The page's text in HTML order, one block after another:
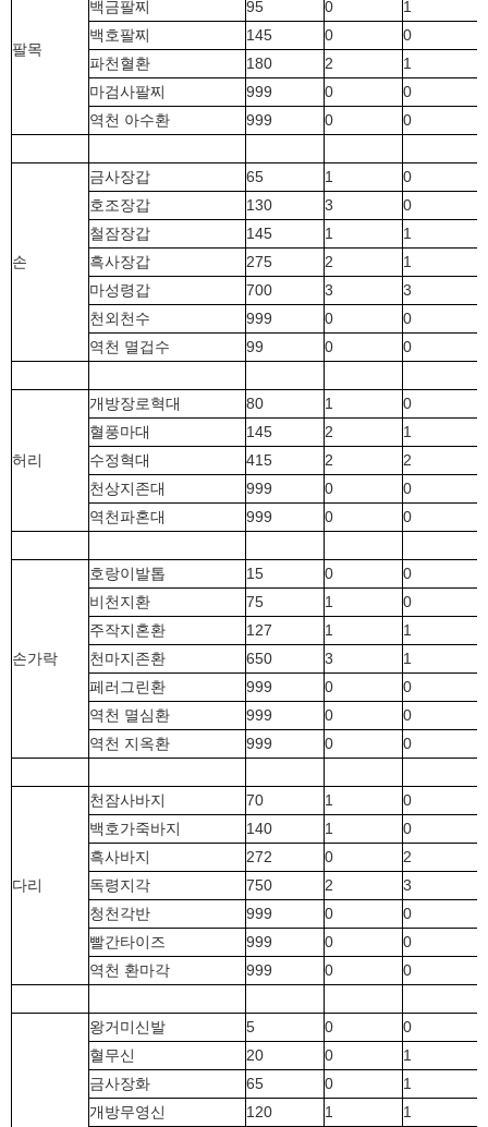
팔목
백금팔찌
95 0 1
백호팔찌
145 0 0
파천혈환
180 2 1
마검사팔찌
999 0 0
역천 아수환
999 0 0
손
금사장갑 65 1 0
호조장갑
130 3 0
철잠장갑
145 1 1
흑사장갑
275 2 1
마성령갑
700 3 3
천외천수
999 0 0
역천 멸겁수
99 0 0
허리
개방장로혁대 80 1 0
혈풍마대
145 2 1
수정혁대
415 2 2
천상지존대
999 0 0
역천파혼대
999 0 0
손가락
호랑이발톱 15 0 0
비천지환
75 1 0
주작지혼환
127 1 1
천마지존환
650 3 1
페러그린환
999 0 0
역천 멸심환
999 0 0
역천 지옥환
999 0 0
다리
천잠사바지 70 1 0
백호가죽바지
140 1 0
흑사바지
272 0 2
독령지각
750 2 3
청천각반
999 0 0
빨간타이즈
999 0 0
역천 환마각
999 0 0
왕거미신발 5 0 0
혈무신
20 0 1
금사장화
65 0 1
개방무영신
120 1 1